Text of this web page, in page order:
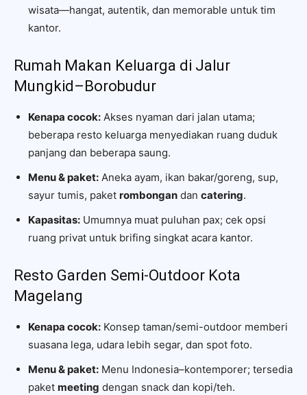
wisata—hangat, autentik, dan memorable untuk tim
kantor.
Rumah Makan Keluarga di Jalur
Mungkid–Borobudur
Kenapa cocok: Akses nyaman dari jalan utama;
beberapa resto keluarga menyediakan ruang duduk
panjang dan beberapa saung.
Menu & paket: Aneka ayam, ikan bakar/goreng, sup,
sayur tumis, paket rombongan dan catering.
Kapasitas: Umumnya muat puluhan pax; cek opsi
ruang privat untuk brifing singkat acara kantor.
Resto Garden Semi-Outdoor Kota
Magelang
Kenapa cocok: Konsep taman/semi-outdoor memberi
suasana lega, udara lebih segar, dan spot foto.
Menu & paket: Menu Indonesia–kontemporer; tersedia
paket meeting dengan snack dan kopi/teh.